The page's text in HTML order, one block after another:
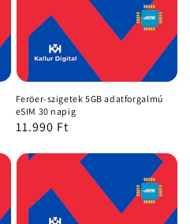
Feröer-szigetek 5GB adatforgalmú
eSIM 30 napig
Normál
11.990 Ft